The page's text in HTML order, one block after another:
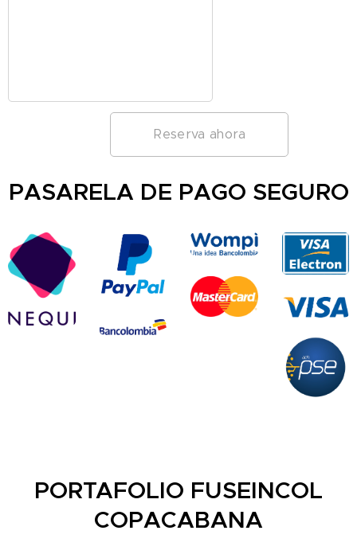
Reserva ahora
PASARELA DE PAGO SEGURO
PORTAFOLIO FUSEINCOL
COPACABANA